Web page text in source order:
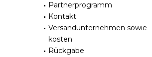
Partnerprogramm
Kontakt
Versandunternehmen sowie -
kosten
Rückgabe